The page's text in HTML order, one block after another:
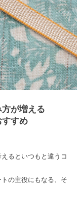
が増える
すめ
るといつもと違うコ
の主役にもなる、そ